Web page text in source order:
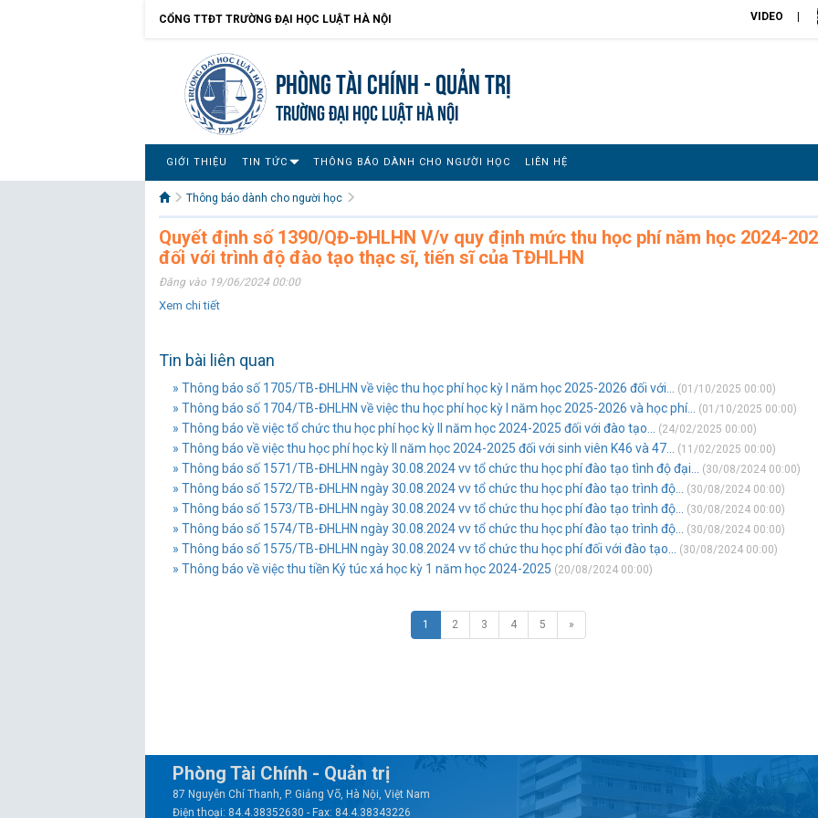
CỔNG TTĐT TRƯỜNG ĐẠI HỌC LUẬT HÀ NỘI VIDEO
Phòng Tài chính - Quản trị
TRƯỜNG ĐẠI HỌC LUẬT HÀ NỘI
GIỚI THIỆU TIN TỨC THÔNG BÁO DÀNH CHO NGƯỜI HỌC LIÊN HỆ
Thông báo dành cho người học
Quyết định số 1390/QĐ-ĐHLHN V/v quy định mức thu học phí năm học 2024-
đối với trình độ đào tạo thạc sĩ, tiến sĩ của TĐHLHN
Đăng vào 19/06/2024 00:00
Xem chi tiết
Tin bài liên quan
» Thông báo số 1705/TB-ĐHLHN về việc thu học phí học kỳ I năm học 2025-2026 đối với... (01/10/2025 00:00)
» Thông báo số 1704/TB-ĐHLHN về việc thu học phí học kỳ I năm học 2025-2026 và học phí... (01/10/2025 00:00)
» Thông báo về việc tổ chức thu học phí học kỳ II năm học 2024-2025 đối với đào tạo... (24/02/2025 00:00)
» Thông báo về việc thu học phí học kỳ II năm học 2024-2025 đối với sinh viên K46 và 47... (11/02/2025 00:00)
» Thông báo số 1571/TB-ĐHLHN ngày 30.08.2024 vv tổ chức thu học phí đào tạo tình độ đại... (30/08/2024 00:00)
» Thông báo số 1572/TB-ĐHLHN ngày 30.08.2024 vv tổ chức thu học phí đào tạo trình độ... (30/08/2024 00:00)
» Thông báo số 1573/TB-ĐHLHN ngày 30.08.2024 vv tổ chức thu học phí đào tạo trình độ... (30/08/2024 00:00)
» Thông báo số 1574/TB-ĐHLHN ngày 30.08.2024 vv tổ chức thu học phí đào tạo trình độ... (30/08/2024 00:00)
» Thông báo số 1575/TB-ĐHLHN ngày 30.08.2024 vv tổ chức thu học phí đối với đào tạo... (30/08/2024 00:00)
» Thông báo về việc thu tiền Ký túc xá học kỳ 1 năm học 2024-2025 (20/08/2024 00:00)
1 2 3 4 5 »
Phòng Tài Chính - Quản trị
87 Nguyễn Chí Thanh, P. Giảng Võ, Hà Nội, Việt Nam
Điện thoại: 84.4.38352630 - Fax: 84.4.38343226